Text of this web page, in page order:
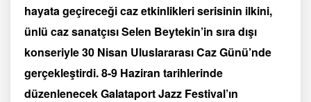
hayata geçireceği caz etkinlikleri serisinin ilkini,
ünlü caz sanatçısı Selen Beytekin’in sıra dışı
konseriyle 30 Nisan Uluslararası Caz Günü’nde
gerçekleştirdi. 8-9 Haziran tarihlerinde
düzenlenecek Galataport Jazz Festival’ın